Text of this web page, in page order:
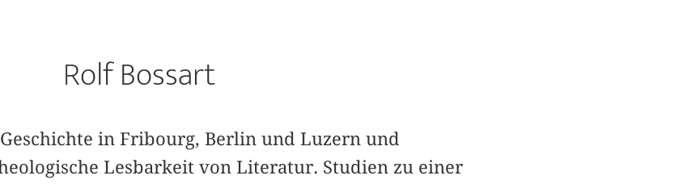
Rolf Bossart
in Fribourg, Berlin und Luzern und
Lesbarkeit von Literatur. Studien zu einer